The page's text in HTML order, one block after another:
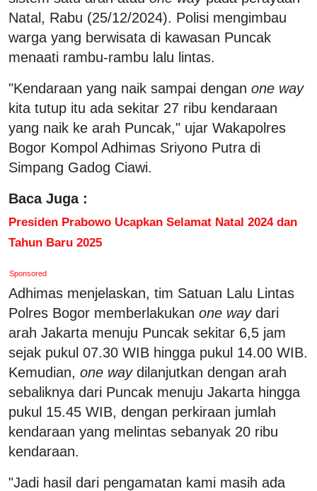
Natal, Rabu (25/12/2024). Polisi mengimbau
warga yang berwisata di kawasan Puncak
menaati rambu-rambu lalu lintas.
"Kendaraan yang naik sampai dengan one way
kita tutup itu ada sekitar 27 ribu kendaraan
yang naik ke arah Puncak," ujar Wakapolres
Bogor Kompol Adhimas Sriyono Putra di
Simpang Gadog Ciawi.
Baca Juga :
Presiden Prabowo Ucapkan Selamat Natal 2024 dan
Tahun Baru 2025
Sponsored
Adhimas menjelaskan, tim Satuan Lalu Lintas
Polres Bogor memberlakukan one waydari
arah Jakarta menuju Puncak sekitar 6,5 jam
sejak pukul 07.30 WIB hingga pukul 14.00 WIB.
Kemudian, one waydilanjutkan dengan arah
sebaliknya dari Puncak menuju Jakarta hingga
pukul 15.45 WIB, dengan perkiraan jumlah
kendaraan yang melintas sebanyak 20 ribu
kendaraan.
"Jadi hasil dari pengamatan kami masih ada